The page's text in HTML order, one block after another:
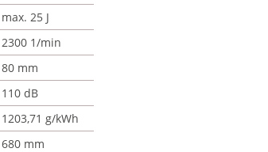
max. 25 J
2300 1/min
80 mm
110 dB
1203,71 g/kWh
680 mm